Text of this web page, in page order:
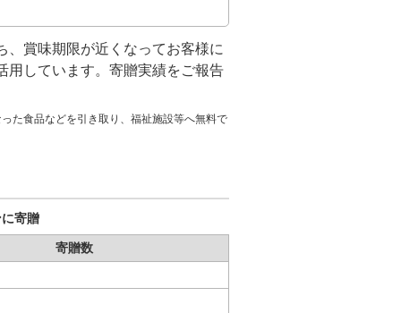
、賞味期限が近くなってお客様に
用しています。寄贈実績をご報告
た食品などを引き取り、福祉施設等へ無料で
寄贈
寄贈数